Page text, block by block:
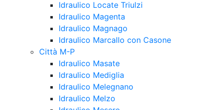
Idraulico Locate Triulzi
Idraulico Magenta
Idraulico Magnago
Idraulico Marcallo con Casone
Città M-P
Idraulico Masate
Idraulico Mediglia
Idraulico Melegnano
Idraulico Melzo